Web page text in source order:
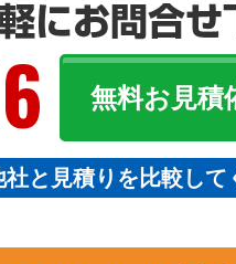
無料お見積
と見積りを比較して